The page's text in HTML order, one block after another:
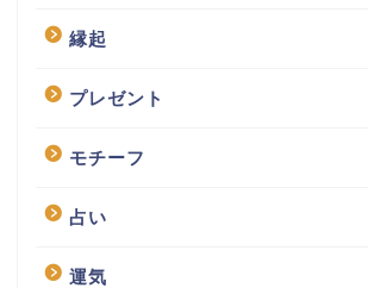
縁起
プレゼント
モチーフ
占い
運気